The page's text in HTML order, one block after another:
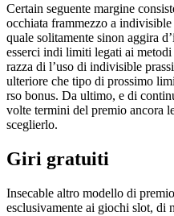
Certain seguente margine
occhiata frammezzo a
quale solitamente sinon aggira
esserci indi limiti legati ai
razza di l’uso di indivisible
ulteriore che tipo di prossimo
rso bonus. Da ultimo, e di
volte termini del premio ancora
sceglierlo.
Giri gratuiti
Insecable altro modello di
esclusivamente ai giochi slot, di